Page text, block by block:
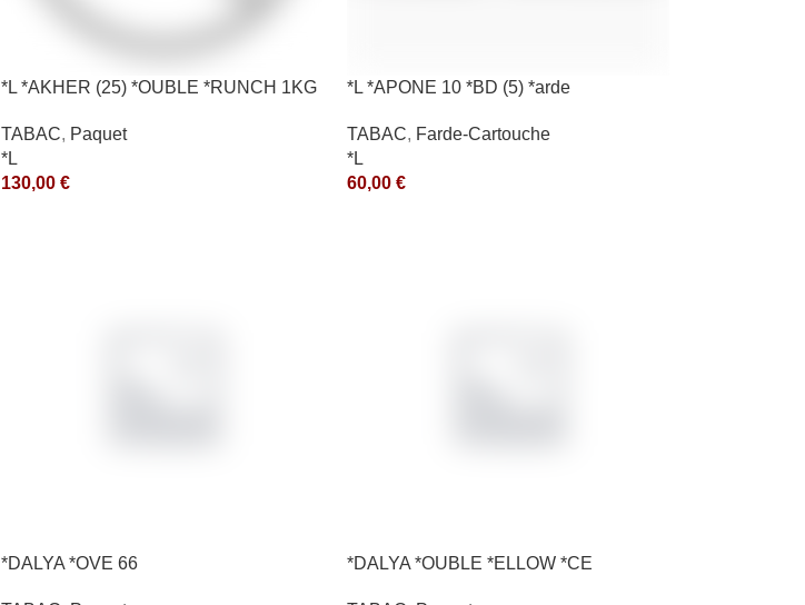
*L *AKHER (25) *OUBLE *RUNCH 1KG
TABAC, Paquet
*L
130,00 €
*L *APONE 10 *BD (5) *arde
TABAC, Farde-Cartouche
*L
60,00 €
*DALYA *OVE 66 *DALYA *OUBLE *ELLOW *CE